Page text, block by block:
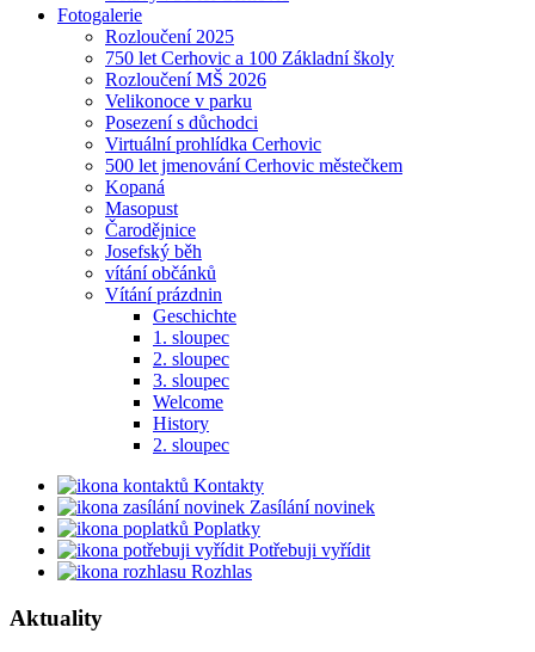
Fotogalerie
Rozloučení 2025
750 let Cerhovic a 100 Základní školy
Rozloučení MŠ 2026
Velikonoce v parku
Posezení s důchodci
Virtuální prohlídka Cerhovic
500 let jmenování Cerhovic městečkem
Kopaná
Masopust
Čarodějnice
Josefský běh
vítání občánků
Vítání prázdnin
Geschichte
1. sloupec
2. sloupec
3. sloupec
Welcome
History
2. sloupec
Kontakty
Zasílání novinek
Poplatky
Potřebuji vyřídit
Rozhlas
Aktuality